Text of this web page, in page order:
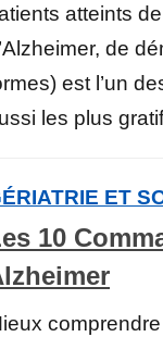
atteints
de
est l’un
les plus
ET
10